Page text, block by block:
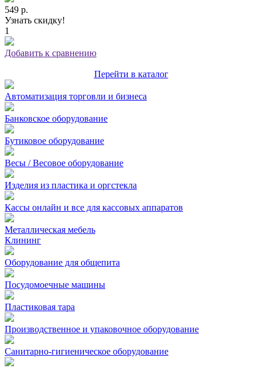
549 р.
Узнать скидку!
1
Добавить к сравнению
Перейти в каталог
Автоматизация торговли и бизнеса
Банковское оборудование
Бутиковое оборудование
Весы / Весовое оборудование
Изделия из пластика и оргстекла
Кассы онлайн и все для кассовых аппаратов
Металлическая мебель
Клининг
Оборудование для общепита
Посудомоечные машины
Пластиковая тара
Производственное и упаковочное оборудование
Санитарно-гигиеническое оборудование